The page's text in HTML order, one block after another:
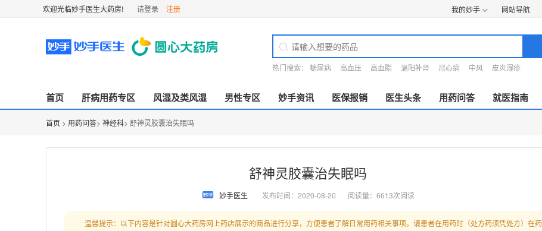
欢迎光临妙手医生大药房! 请登录 注册 我的妙手 网站导航
热门搜索： 糖尿病 高血压 高血脂 温阳补肾 冠心病 中风 皮炎湿疹
首页 肝病用药专区 风湿及类风湿 男性专区 妙手资讯 医保报销 医生头条 用药问答 就医指南
首页 > 用药问答> 神经科> 舒神灵胶囊治失眠吗
舒神灵胶囊治失眠吗
妙手医生 发布时间：2020-08-20 阅读量：6613次阅读
温馨提示：以下内容是针对圆心大药房网上药店展示的商品进行分享，方便患者了解日常用药相关事项。请患者在用药时（处方药须凭处方）在药